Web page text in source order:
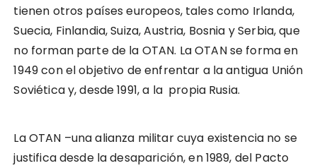
tienen otros países europeos, tales como Irlanda,
Suecia, Finlandia, Suiza, Austria, Bosnia y Serbia, que
no forman parte de la OTAN. La OTAN se forma en
1949 con el objetivo de enfrentar a la antigua Unión
Soviética y, desde 1991, a la propia Rusia.
La OTAN –una alianza militar cuya existencia no se
justifica desde la desaparición, en 1989, del Pacto